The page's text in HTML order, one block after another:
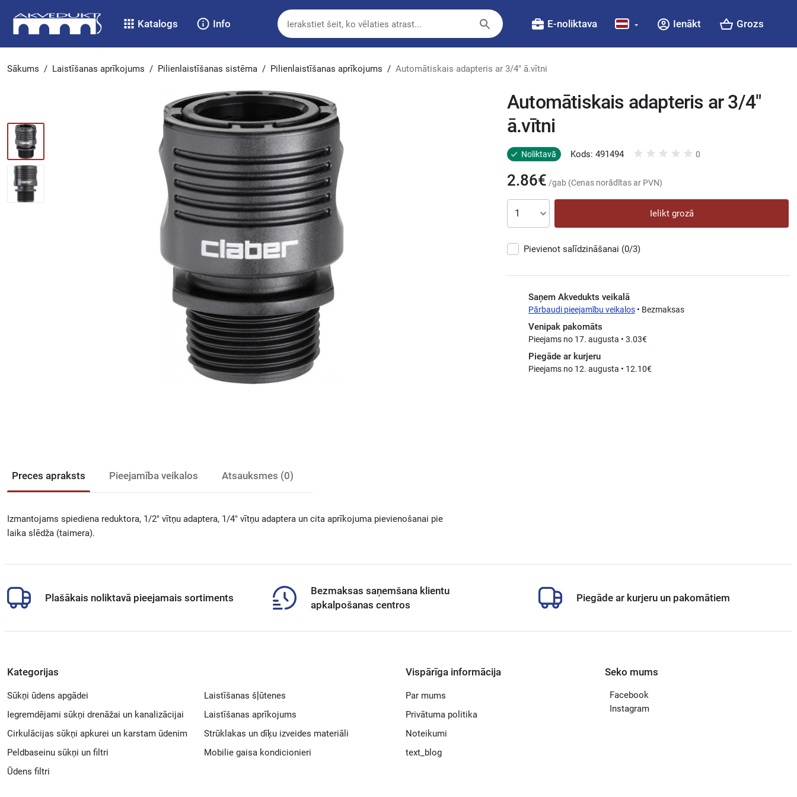
Katalogs Info E-noliktava Ienākt Grozs
Sākums / Laistīšanas aprīkojums / Pilienlaistīšanas sistēma / Pilienlaistīšanas aprīkojums / Automātiskais adapteris ar 3/4" ā.vītni
Preces apraksts Pieejamība veikalos Atsauksmes (0)
Izmantojams spiediena reduktora, 1/2" vītņu adaptera, 1/4" vītņu adaptera un cita aprīkojuma pievienošanai pie
laika slēdža (taimera).
Automātiskais adapteris ar 3/4"
ā.vītni
Noliktavā Kods: 491494 0
2.86€ /gab (Cenas norādītas ar PVN)
Ielikt grozā
Pievienot salīdzināšanai (0/3)
Saņem Akvedukts veikalā
Pārbaudi pieejamību veikalos • Bezmaksas
Venipak pakomāts
Pieejams no 17. augusta • 3.03€
Piegāde ar kurjeru
Pieejams no 12. augusta • 12.10€
Plašākais noliktavā pieejamais sortiments
Bezmaksas saņemšana klientu
apkalpošanas centros
Piegāde ar kurjeru un pakomātiem
Kategorijas
Sūkņi ūdens apgādei
Iegremdējami sūkņi drenāžai un kanalizācijai
Cirkulācijas sūkņi apkurei un karstam ūdenim
Peldbaseinu sūkņi un filtri
Ūdens filtri
Laistīšanas šļūtenes
Laistīšanas aprīkojums
Strūklakas un dīķu izveides materiāli
Mobilie gaisa kondicionieri
Vispārīga informācija
Par mums
Privātuma politika
Noteikumi
text_blog
Seko mums
Facebook
Instagram